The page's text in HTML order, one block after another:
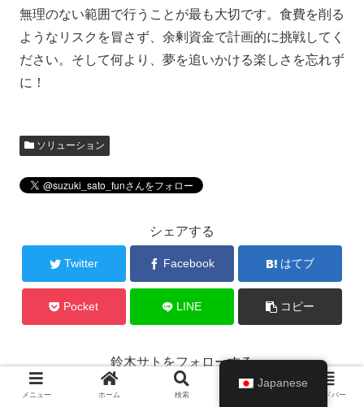
無理のない範囲で行うことが最も大切です。食費を削る
ようなリスクを冒さず、余剰資金で計画的に挑戦してく
ださい。そして何より、夢を追いかける楽しさを忘れず
に！
ソリューション
シェアする
Twitter Facebook はてブ
Pocket LINE コピー
鈴木サトをフォローする
メニュー ホーム 検索 サイドバー
Japanese